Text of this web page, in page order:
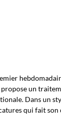
un
Dans un
qui fait